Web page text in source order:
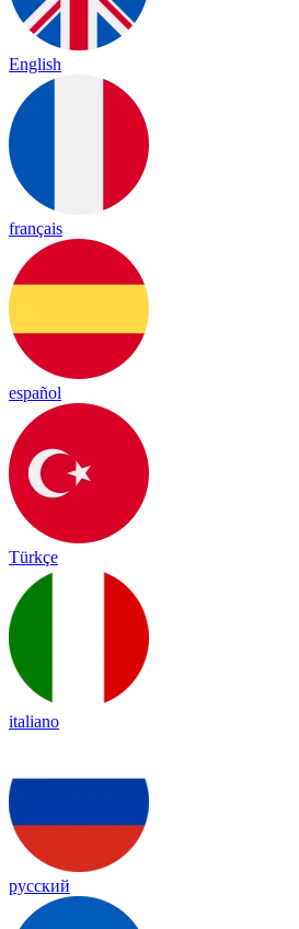
English
français
español
Türkçe
italiano
русский